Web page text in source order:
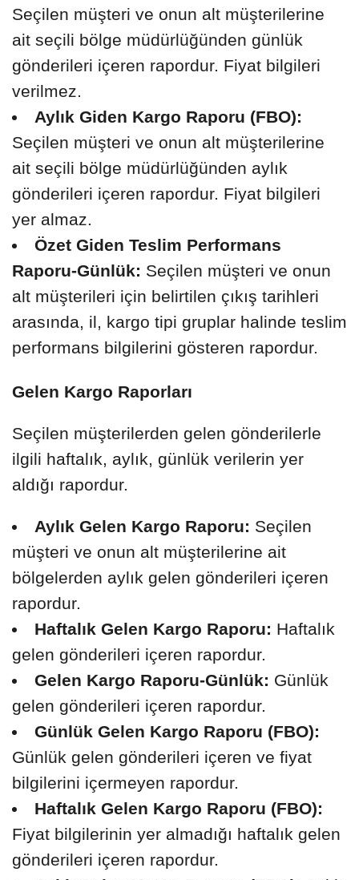
Seçilen müşteri ve onun alt müşterilerine
ait seçili bölge müdürlüğünden günlük
gönderileri içeren rapordur. Fiyat bilgileri
verilmez.
Aylık Giden Kargo Raporu (FBO):
Seçilen müşteri ve onun alt müşterilerine
ait seçili bölge müdürlüğünden aylık
gönderileri içeren rapordur. Fiyat bilgileri
yer almaz.
Özet Giden Teslim Performans
Raporu-Günlük: Seçilen müşteri ve onun
alt müşterileri için belirtilen çıkış tarihleri
arasında, il, kargo tipi gruplar halinde teslim
performans bilgilerini gösteren rapordur.
Gelen Kargo Raporları
Seçilen müşterilerden gelen gönderilerle
ilgili haftalık, aylık, günlük verilerin yer
aldığı rapordur.
Aylık Gelen Kargo Raporu: Seçilen
müşteri ve onun alt müşterilerine ait
bölgelerden aylık gelen gönderileri içeren
rapordur.
Haftalık Gelen Kargo Raporu: Haftalık
gelen gönderileri içeren rapordur.
Gelen Kargo Raporu-Günlük: Günlük
gelen gönderileri içeren rapordur.
Günlük Gelen Kargo Raporu (FBO):
Günlük gelen gönderileri içeren ve fiyat
bilgilerini içermeyen rapordur.
Haftalık Gelen Kargo Raporu (FBO):
Fiyat bilgilerinin yer almadığı haftalık gelen
gönderileri içeren rapordur.